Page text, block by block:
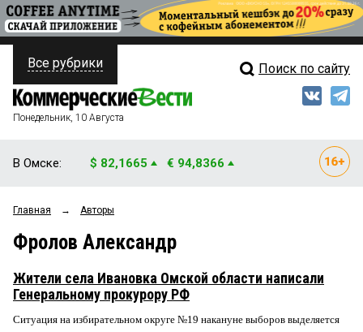
ПОЛИТИКА
ФИНАНСЫ
ОБЩЕСТВО
ЗАКОН
НОВОСТИ КОМПАНИЙ
ПРОИСШЕСТВИЯ
Свежий выпуск
Блоги
Архив
Все рубрики Поиск по сайту
Понедельник, 10 Августа
В Омске: $ 82,1665 € 94,8366
Главная → Авторы
Фролов Александр
Жители села Ивановка Омской области написали
Генеральному прокурору РФ
Ситуация на избирательном округе №19 накануне выборов выделяется